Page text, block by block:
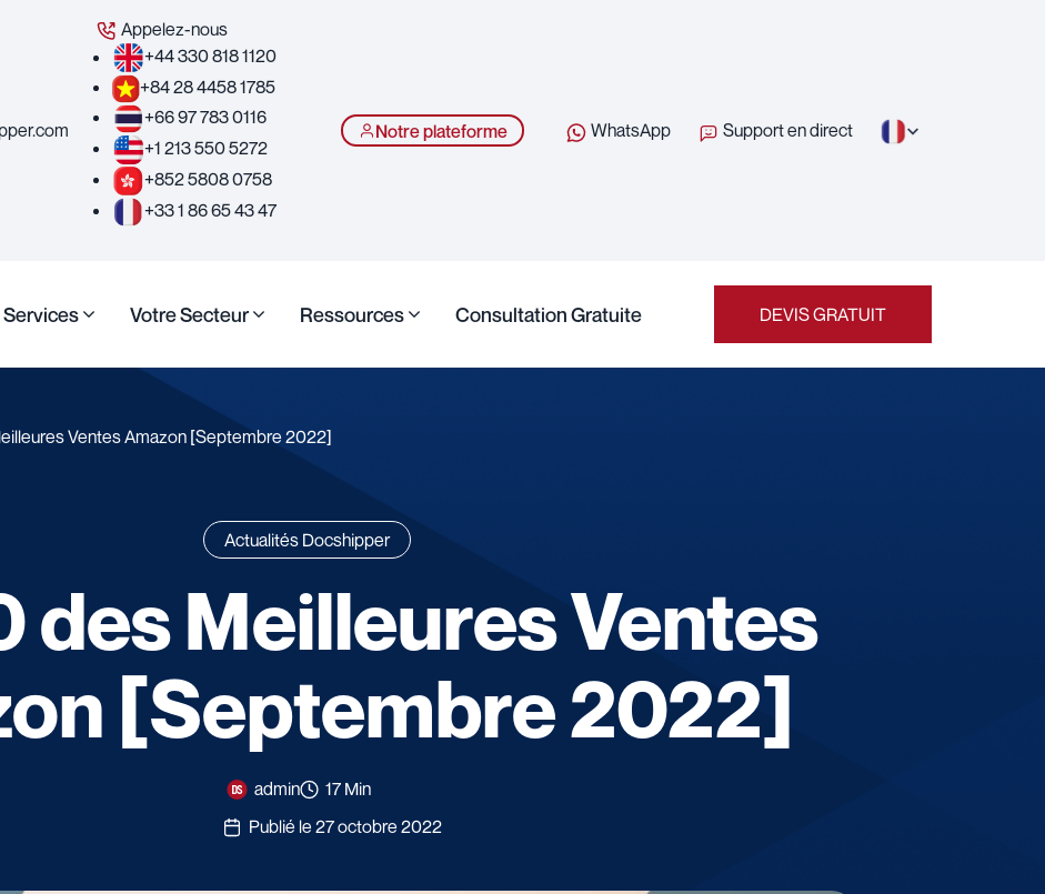
Appelez-nous
+44 330 818 1120
+84 28 4458 1785
+66 97 783 0116
+1 213 550 5272
+852 5808 0758
+33 1 86 65 43 47
Notre plateforme WhatsApp Support en direct
Services Votre Secteur Ressources Consultation Gratuite DEVIS GRATUIT
Ventes Amazon [Septembre 2022]
Actualités Docshipper
des Meilleures Ventes
[Septembre 2022]
admin
17 Min
Publié le 27 octobre 2022